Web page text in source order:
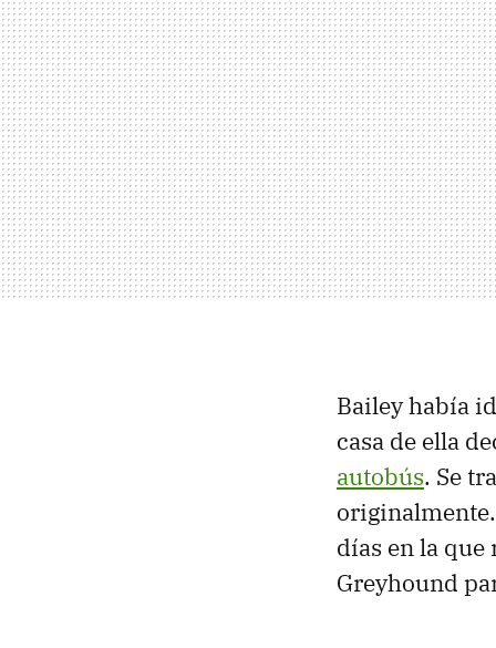
Bailey había
casa de ella
autobús. Se
días en la que
Greyhound